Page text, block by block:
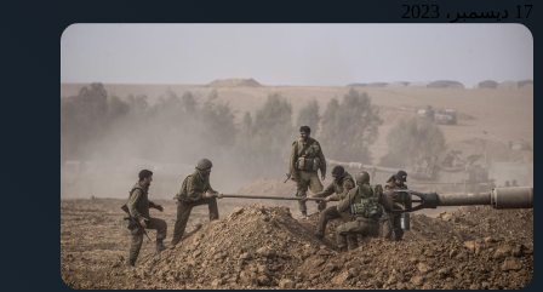
17 ديسمبر، 2023